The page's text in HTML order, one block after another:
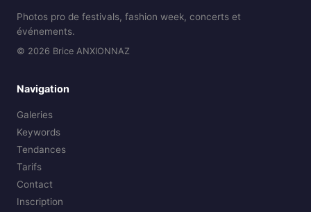
Photos pro de festivals, fashion week, concerts et
événements.
© 2026 Brice ANXIONNAZ
Navigation
Galeries
Keywords
Tendances
Tarifs
Contact
Inscription